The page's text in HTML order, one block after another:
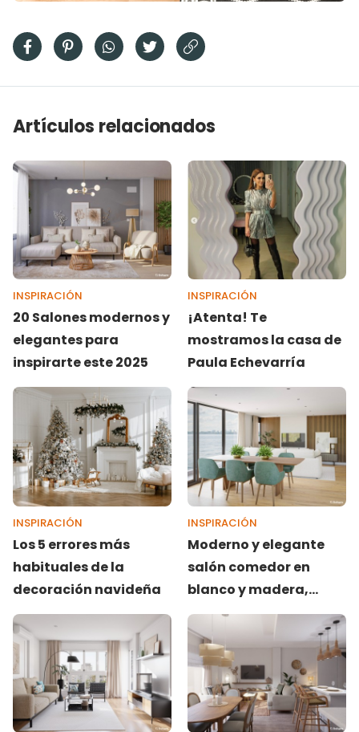
Artículos relacionados
INSPIRACIÓN
20 Salones modernos y
elegantes para
inspirarte este 2025
INSPIRACIÓN
¡Atenta! Te
mostramos la casa de
Paula Echevarría
INSPIRACIÓN
Los 5 errores más
habituales de la
decoración navideña
INSPIRACIÓN
Moderno y elegante
salón comedor en
blanco y madera,
diseñado por Patricia
Ruiz